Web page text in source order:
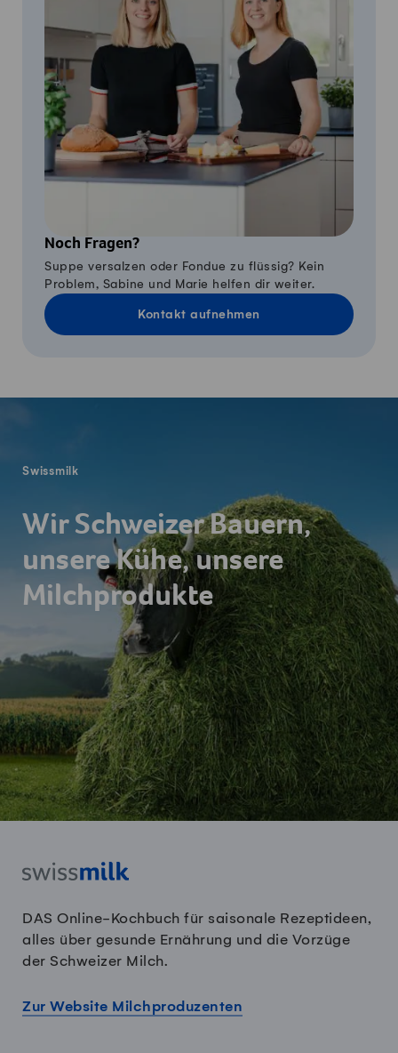
Noch Fragen?
Suppe versalzen oder Fondue zu flüssig? Kein
Problem, Sabine und Marie helfen dir weiter.
Kontakt aufnehmen
Swissmilk
Wir Schweizer Bauern,
unsere Kühe, unsere
Milchprodukte
DAS Online-Kochbuch für saisonale Rezeptideen,
alles über gesunde Ernährung und die Vorzüge
der Schweizer Milch.
Zur Website Milchproduzenten